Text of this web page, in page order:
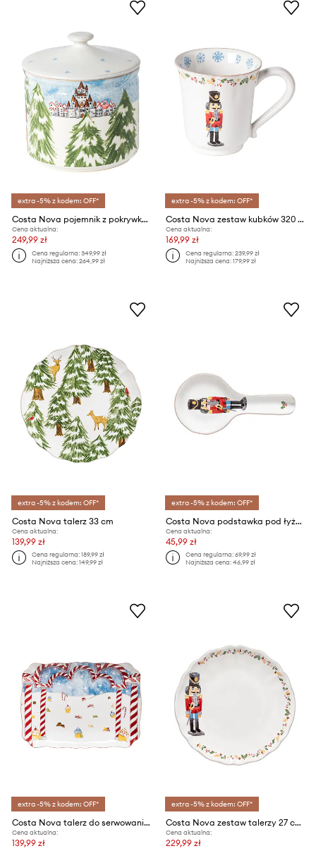
extra -5% z kodem: OFF*
Costa Nova pojemnik z pokrywką 21 cm
Cena aktualna:
249,99 zł
Cena regularna:349,99 zł
Najniższa cena:264,99 zł
extra -5% z kodem: OFF*
Costa Nova zestaw kubków 320 ml 4-pack
Cena aktualna:
169,99 zł
Cena regularna:239,99 zł
Najniższa cena:179,99 zł
extra -5% z kodem: OFF*
Costa Nova talerz 33 cm
Cena aktualna:
139,99 zł
Cena regularna:189,99 zł
Najniższa cena:149,99 zł
extra -5% z kodem: OFF*
Costa Nova podstawka pod łyżkę 23 cmm
Cena aktualna:
45,99 zł
Cena regularna:69,99 zł
Najniższa cena:46,99 zł
extra -5% z kodem: OFF*
Costa Nova talerz do serwowania 36 cm
Cena aktualna:
139,99 zł
extra -5% z kodem: OFF*
Costa Nova zestaw talerzy 27 cm 4-pack
Cena aktualna:
229,99 zł